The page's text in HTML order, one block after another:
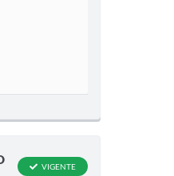
VIGENTE